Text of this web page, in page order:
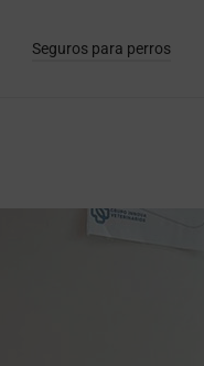
Seguros para perros